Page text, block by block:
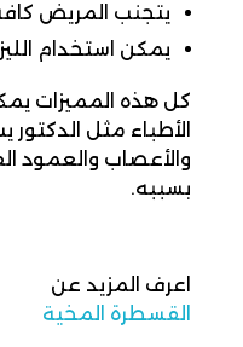
يتجنب المريض كافة
يمكن استخدام
كل هذه المميزات
الأطباء مثل
والأعصاب والعمود
بسببه.
اعرف المزيد عن
القسطرة المخية